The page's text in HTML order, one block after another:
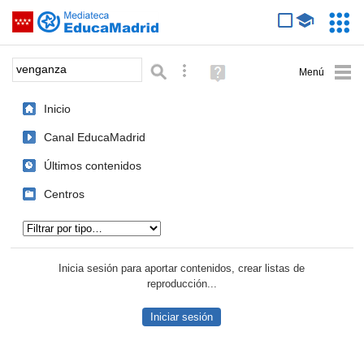
Saltar navegación
Palabra o frase: Búsqueda avanzada
Ayuda
(en
Inicio
Canal EducaMadrid
Últimos contenidos
Centros
Inicia sesión para aportar contenidos, crear listas de
reproducción...
Iniciar sesión